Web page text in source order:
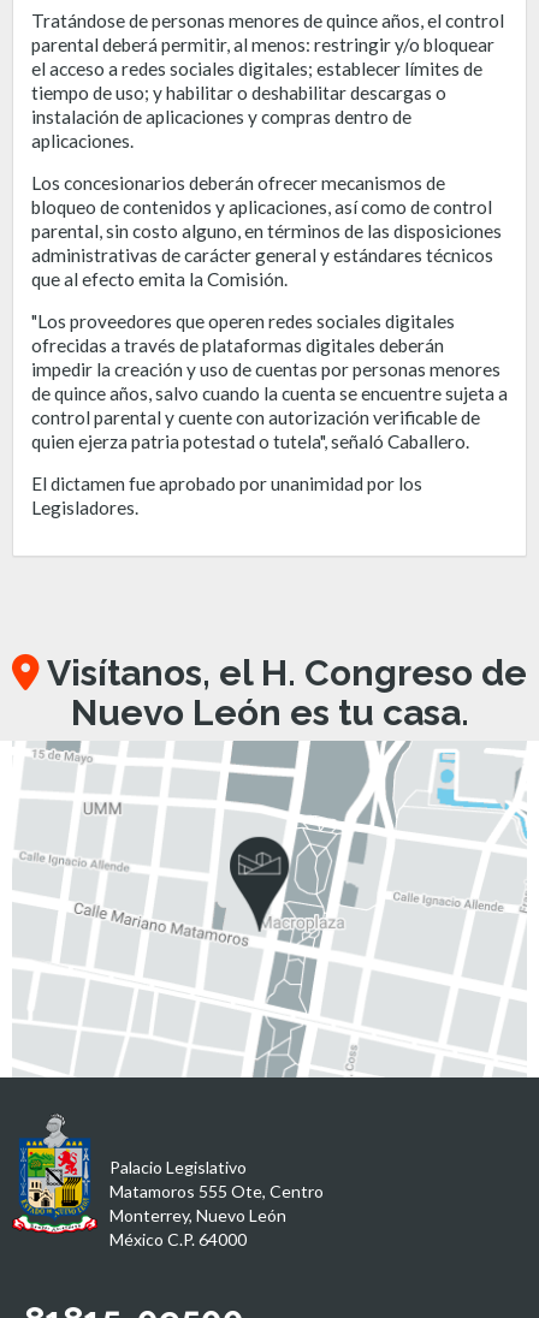
Tratándose de personas menores de quince años, el control
parental deberá permitir, al menos: restringir y/o bloquear
el acceso a redes sociales digitales; establecer límites de
tiempo de uso; y habilitar o deshabilitar descargas o
instalación de aplicaciones y compras dentro de
aplicaciones.
Los concesionarios deberán ofrecer mecanismos de
bloqueo de contenidos y aplicaciones, así como de control
parental, sin costo alguno, en términos de las disposiciones
administrativas de carácter general y estándares técnicos
que al efecto emita la Comisión.
"Los proveedores que operen redes sociales digitales
ofrecidas a través de plataformas digitales deberán
impedir la creación y uso de cuentas por personas menores
de quince años, salvo cuando la cuenta se encuentre sujeta a
control parental y cuente con autorización verificable de
quien ejerza patria potestad o tutela", señaló Caballero.
El dictamen fue aprobado por unanimidad por los
Legisladores.
Visítanos, el H. Congreso de
Nuevo León es tu casa.
Palacio Legislativo
Matamoros 555 Ote, Centro
Monterrey, Nuevo León
México C.P. 64000